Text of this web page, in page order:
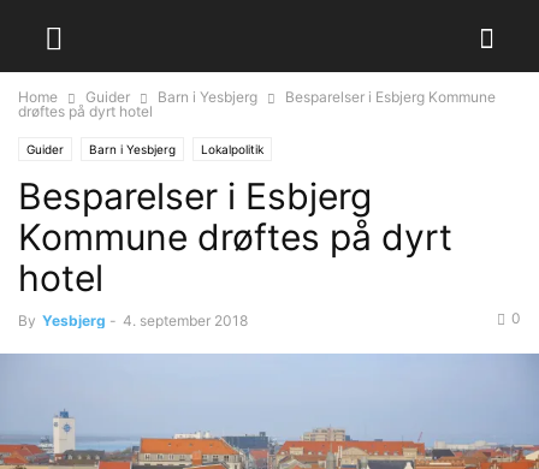
Home Guider Barn i Yesbjerg
Besparelser i Esbjerg Kommune
drøftes på dyrt hotel
Guider Barn i Yesbjerg Lokalpolitik
Besparelser i Esbjerg
Kommune drøftes på dyrt
hotel
By Yesbjerg - 4. september 2018 0